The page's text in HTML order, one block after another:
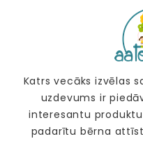
Katrs vecāks izvēlas
uzdevums ir
interesantu
padarītu bērna